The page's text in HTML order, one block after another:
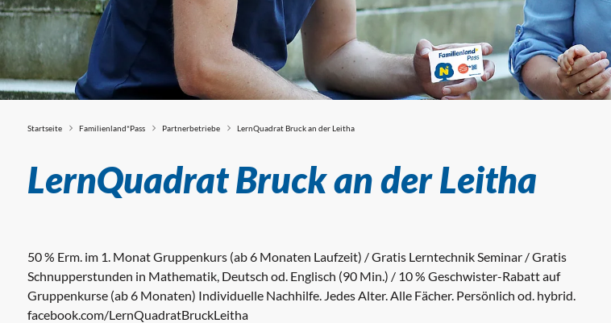
Partnerbetriebe
Startseite Familienland*Pass Partnerbetriebe LernQuadrat Bruck an der Leitha
LernQuadrat Bruck an der Leitha
50 % Erm. im 1. Monat Gruppenkurs (ab 6 Monaten Laufzeit) / Gratis Lerntechnik Seminar / Gratis
Schnupperstunden in Mathematik, Deutsch od. Englisch (90 Min.) / 10 % Geschwister-Rabatt auf
Gruppenkurse (ab 6 Monaten) Individuelle Nachhilfe. Jedes Alter. Alle Fächer. Persönlich od. hybrid.
facebook.com/LernQuadratBruckLeitha